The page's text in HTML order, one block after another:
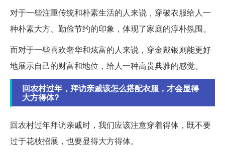
对于一些注重传统和朴素生活的人来说，穿破衣服给人一
种朴素大方、勤俭节约的印象，体现了家庭的淳朴氛围。
而对于一些喜欢奢华和炫富的人来说，穿金戴银则能更好
地展示自己的财富和地位，给人一种高贵典雅的感觉。
回农村过年，拜访亲戚该怎么搭配衣服，才会显得
大方得体?
回农村过年拜访亲戚时，我们应该注意穿着得体，既不要
过于花枝招展，也要显得大方得体。